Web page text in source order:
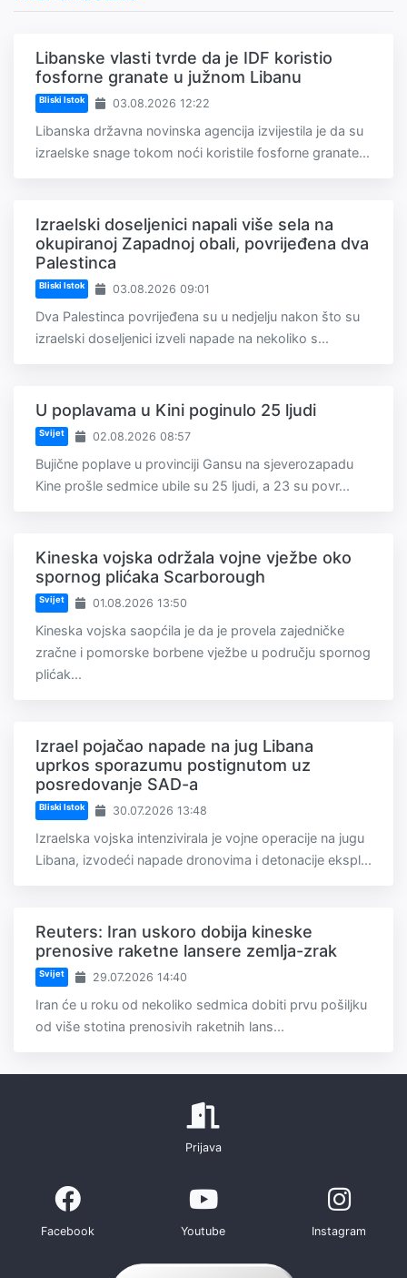
Libanske vlasti tvrde da je IDF koristio
fosforne granate u južnom Libanu
Bliski Istok 03.08.2026 12:22
Libanska državna novinska agencija izvijestila je da su
izraelske snage tokom noći koristile fosforne granate...
Izraelski doseljenici napali više sela na
okupiranoj Zapadnoj obali, povrijeđena dva
Palestinca
Bliski Istok 03.08.2026 09:01
Dva Palestinca povrijeđena su u nedjelju nakon što su
izraelski doseljenici izveli napade na nekoliko s...
U poplavama u Kini poginulo 25 ljudi
Svijet 02.08.2026 08:57
Bujične poplave u provinciji Gansu na sjeverozapadu
Kine prošle sedmice ubile su 25 ljudi, a 23 su povr...
Kineska vojska održala vojne vježbe oko
spornog plićaka Scarborough
Svijet 01.08.2026 13:50
Kineska vojska saopćila je da je provela zajedničke
zračne i pomorske borbene vježbe u području spornog
plićak...
Izrael pojačao napade na jug Libana
uprkos sporazumu postignutom uz
posredovanje SAD-a
Bliski Istok 30.07.2026 13:48
Izraelska vojska intenzivirala je vojne operacije na jugu
Libana, izvodeći napade dronovima i detonacije ekspl...
Reuters: Iran uskoro dobija kineske
prenosive raketne lansere zemlja-zrak
Svijet 29.07.2026 14:40
Iran će u roku od nekoliko sedmica dobiti prvu pošiljku
od više stotina prenosivih raketnih lans...
Prijava
Facebook Youtube Instagram